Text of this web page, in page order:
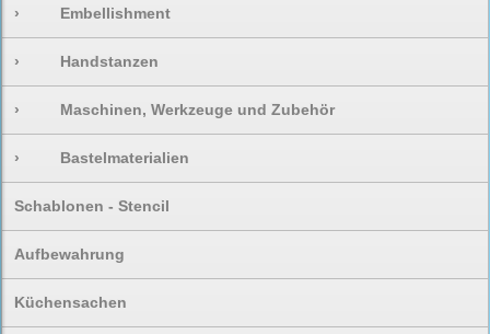
› Embellishment
› Handstanzen
› Maschinen, Werkzeuge und Zubehör
› Bastelmaterialien
Schablonen - Stencil
Aufbewahrung
Küchensachen